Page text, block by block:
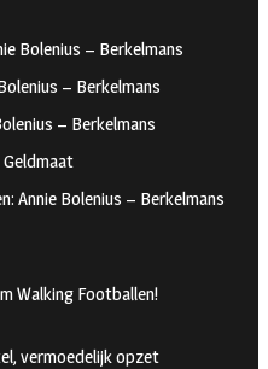
Bolenius – Berkelmans
– Berkelmans
– Berkelmans
Annie Bolenius – Berkelmans
Walking Footballen!
vermoedelijk opzet